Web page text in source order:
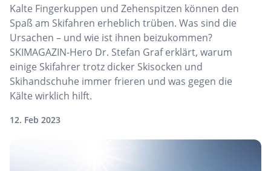
Kalte Fingerkuppen und Zehenspitzen können den
Spaß am Skifahren erheblich trüben. Was sind die
Ursachen – und wie ist ihnen beizukommen?
SKIMAGAZIN-Hero Dr. Stefan Graf erklärt, warum
einige Skifahrer trotz dicker Skisocken und
Skihandschuhe immer frieren und was gegen die
Kälte wirklich hilft.
12. Feb 2023